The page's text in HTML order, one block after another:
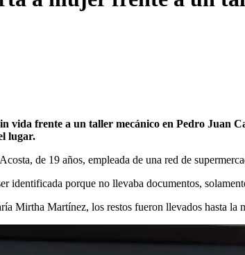
lugar.
de 19 años, empleada de una red de
identificada porque no llevaba documentos,
Mirtha Martínez, los restos fueron llevados hasta la